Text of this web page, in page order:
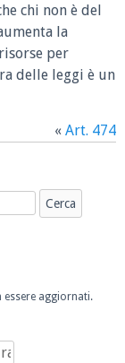
chi non è del
la
per
delle leggi è un
« Art. 474
aggiornati.